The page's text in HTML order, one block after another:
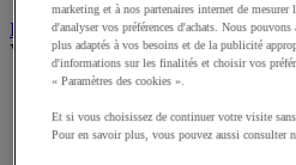
Instrument de mesure
Voir toute la catégorie
Balance industrielle
Compteur et compteur-métreur
Dynamomètre
marketing et à nos partenaires internet de mesurer
d'analyser vos préférences d'achats. Nous
plus adaptés à vos besoins et de la publicité
d'informations sur les finalités et choisir vos
« Paramètres des cookies ».
Et si vous choisissez de continuer votre visite
Pour en savoir plus, vous pouvez aussi consulter